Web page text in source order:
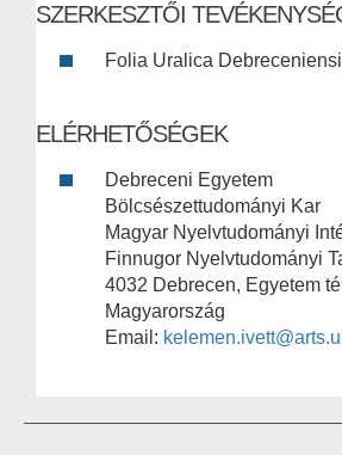
SZERKESZTŐI
Folia Uralica
ELÉRHETŐSÉGEK
Debreceni Egyetem
Bölcsészettudományi Kar
Magyar Nyelvtudományi
Finnugor Nyelvtudományi
4032 Debrecen, Egyetem
Magyarország
Email: